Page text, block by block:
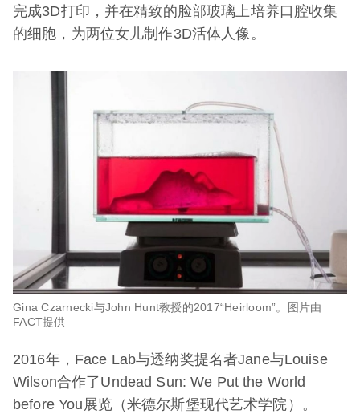
完成3D打印，并在精致的脸部玻璃上培养口腔收集
的细胞，为两位女儿制作3D活体人像。
Gina Czarnecki与John Hunt教授的2017“Heirloom”。图片由
FACT提供
2016年，Face Lab与透纳奖提名者Jane与Louise
Wilson合作了Undead Sun: We Put the World
before You展览（米德尔斯堡现代艺术学院）。